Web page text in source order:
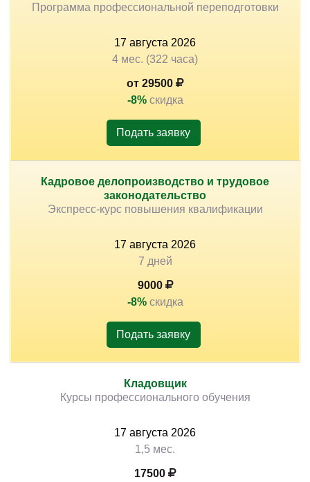
Программа профессиональной переподготовки
17 августа 2026
4 мес. (322 часа)
от 29500
-8% скидка
Подать заявку
Кадровое делопроизводство и трудовое
законодательство
Экспресс-курс повышения квалификации
17 августа 2026
7 дней
9000
-8% скидка
Подать заявку
Кладовщик
Курсы профессионального обучения
17 августа 2026
1,5 мес.
17500